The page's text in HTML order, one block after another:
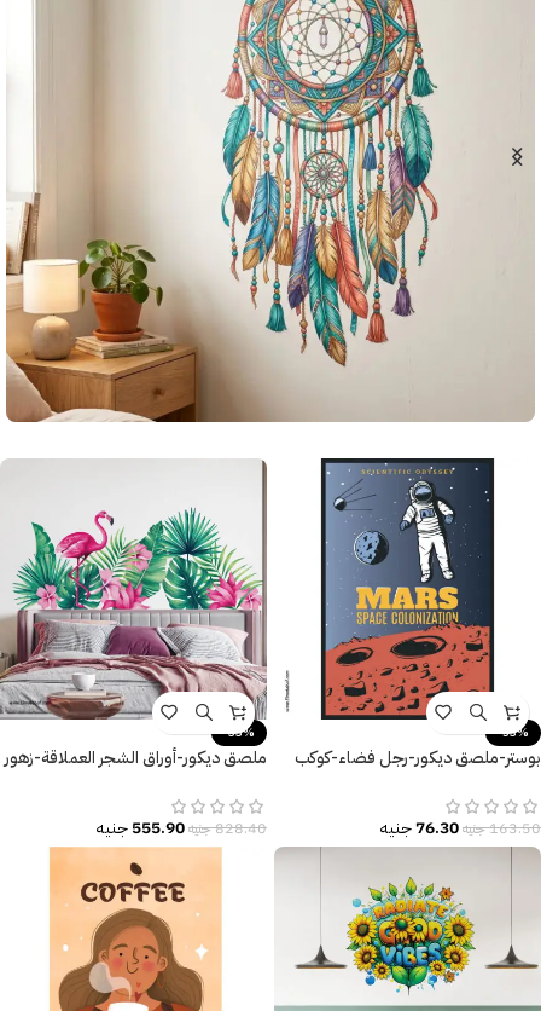
-53%
بوستر-ملصق ديكور-رجل فضاء-كوكب
163.50جنيه76.30جنيه
-33%
ملصق ديكور-أوراق الشجر العملاقة-زهور
828.40جنيه555.90جنيه